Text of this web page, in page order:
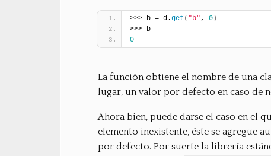
>>> b = d.get ( "b", 0 )
>>> b
0
La función obtiene el nombre de una
lugar, un valor por defecto en caso de
Ahora bien, puede darse el caso en el
elemento inexistente, éste se agregue
por defecto. Por suerte la librería